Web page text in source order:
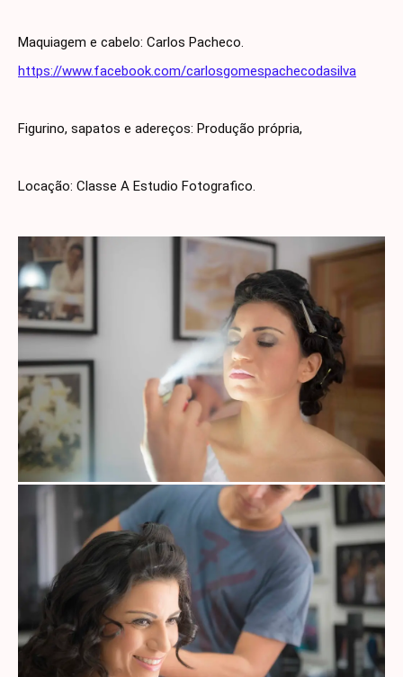
Maquiagem e cabelo: Carlos Pacheco.
https://www.facebook.com/carlosgomespachecodasilva
Figurino, sapatos e adereços: Produção própria,
Locação: Classe A Estudio Fotografico.